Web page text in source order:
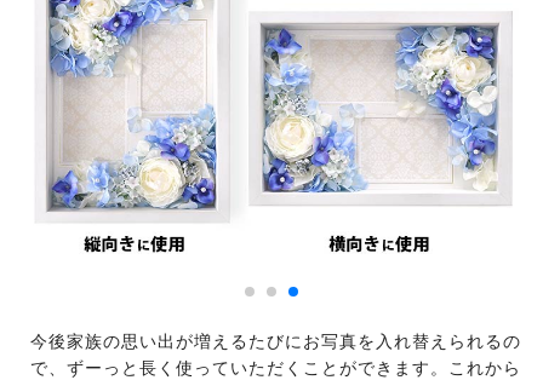
今後家族の思い出が増えるたびにお写真を入れ替えられるの
で、ずーっと長く使っていただくことができます。これから